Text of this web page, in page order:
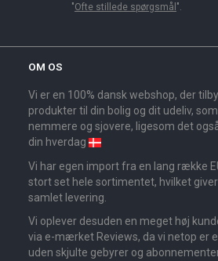
"Ofte stillede spørgsmål ".
OM OS
Vi er en 100% dansk webshop, der
produkter til din bolig og dit udeliv,
nemmere og sjovere, ligesom det
din hverdag
Vi har egen import fra en lang række
stort set hele sortimentet, hvilket
samlet levering.
Vi oplever desuden en meget høj
via e-mærket Reviews, da vi netop er
uden skjulte gebyrer og